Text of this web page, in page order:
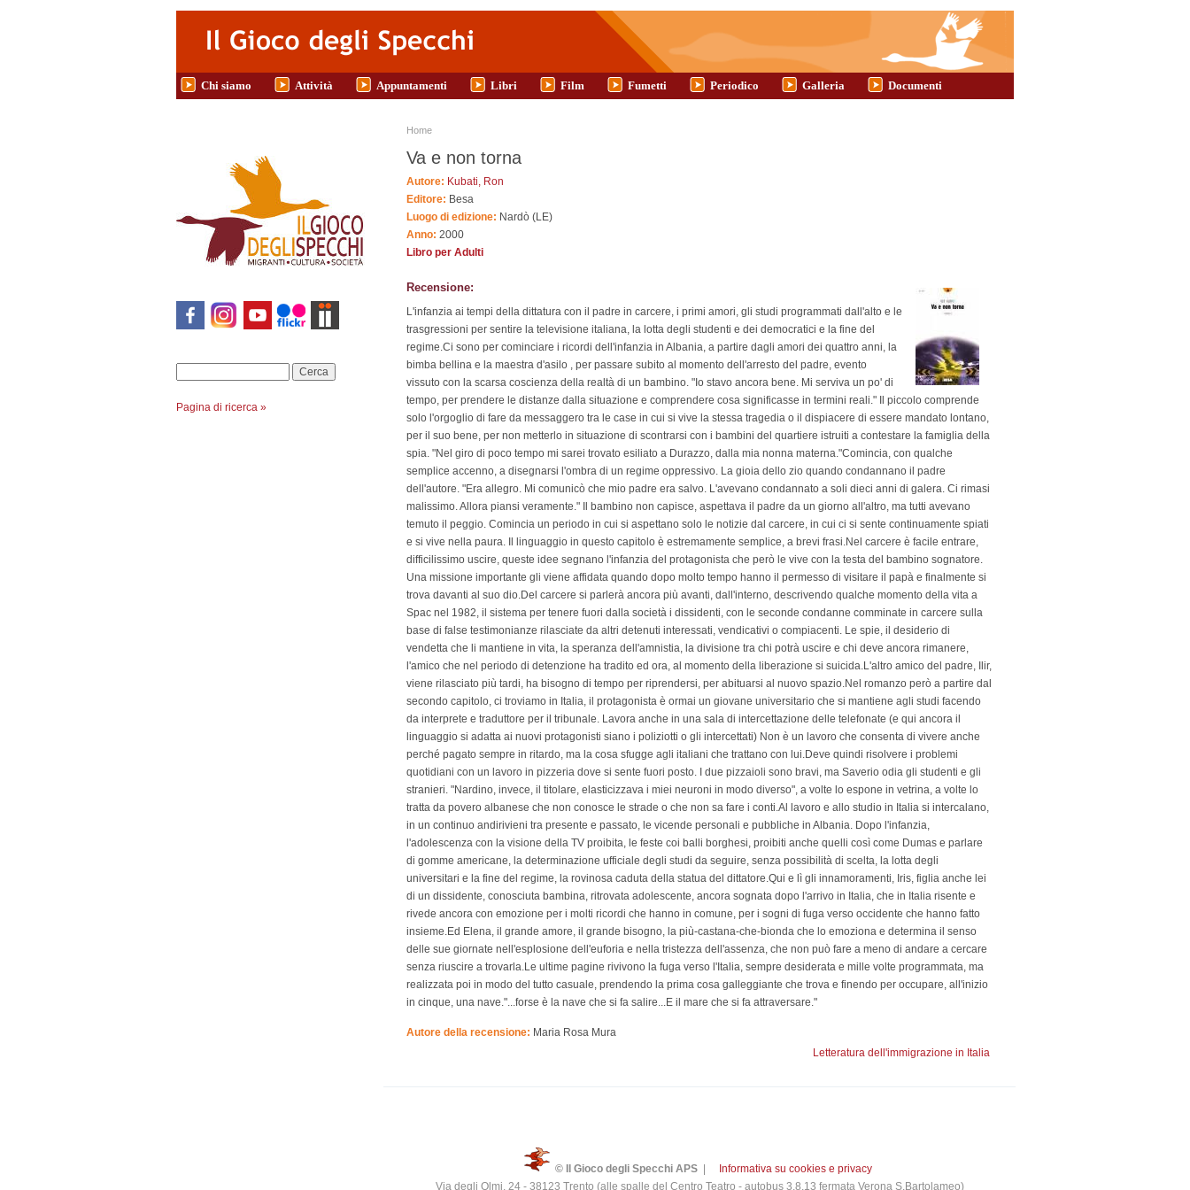
Chi siamo Attività Appuntamenti Libri Film Fumetti Periodico Galleria Documenti
Pagina di ricerca »
Tu sei qui
Home
Va e non torna
Autore: Kubati, Ron
Editore: Besa
Luogo di edizione: Nardò (LE)
Anno: 2000
Libro per Adulti
Recensione:
L'infanzia ai tempi della dittatura con il padre in carcere, i primi amori, gli studi programmati dall'alto e le
trasgressioni per sentire la televisione italiana, la lotta degli studenti e dei democratici e la fine del
regime.Ci sono per cominciare i ricordi dell'infanzia in Albania, a partire dagli amori dei quattro anni, la
bimba bellina e la maestra d'asilo , per passare subito al momento dell'arresto del padre, evento
vissuto con la scarsa coscienza della realtà di un bambino. "Io stavo ancora bene. Mi serviva un po' di
tempo, per prendere le distanze dalla situazione e comprendere cosa significasse in termini reali." Il piccolo comprende
solo l'orgoglio di fare da messaggero tra le case in cui si vive la stessa tragedia o il dispiacere di essere mandato lontano,
per il suo bene, per non metterlo in situazione di scontrarsi con i bambini del quartiere istruiti a contestare la famiglia della
spia. "Nel giro di poco tempo mi sarei trovato esiliato a Durazzo, dalla mia nonna materna."Comincia, con qualche
semplice accenno, a disegnarsi l'ombra di un regime oppressivo. La gioia dello zio quando condannano il padre
dell'autore. "Era allegro. Mi comunicò che mio padre era salvo. L'avevano condannato a soli dieci anni di galera. Ci rimasi
malissimo. Allora piansi veramente." Il bambino non capisce, aspettava il padre da un giorno all'altro, ma tutti avevano
temuto il peggio. Comincia un periodo in cui si aspettano solo le notizie dal carcere, in cui ci si sente continuamente spiati
e si vive nella paura. Il linguaggio in questo capitolo è estremamente semplice, a brevi frasi.Nel carcere è facile entrare,
difficilissimo uscire, queste idee segnano l'infanzia del protagonista che però le vive con la testa del bambino sognatore.
Una missione importante gli viene affidata quando dopo molto tempo hanno il permesso di visitare il papà e finalmente si
trova davanti al suo dio.Del carcere si parlerà ancora più avanti, dall'interno, descrivendo qualche momento della vita a
Spac nel 1982, il sistema per tenere fuori dalla società i dissidenti, con le seconde condanne comminate in carcere sulla
base di false testimonianze rilasciate da altri detenuti interessati, vendicativi o compiacenti. Le spie, il desiderio di
vendetta che li mantiene in vita, la speranza dell'amnistia, la divisione tra chi potrà uscire e chi deve ancora rimanere,
l'amico che nel periodo di detenzione ha tradito ed ora, al momento della liberazione si suicida.L'altro amico del padre, Ilir,
viene rilasciato più tardi, ha bisogno di tempo per riprendersi, per abituarsi al nuovo spazio.Nel romanzo però a partire dal
secondo capitolo, ci troviamo in Italia, il protagonista è ormai un giovane universitario che si mantiene agli studi facendo
da interprete e traduttore per il tribunale. Lavora anche in una sala di intercettazione delle telefonate (e qui ancora il
linguaggio si adatta ai nuovi protagonisti siano i poliziotti o gli intercettati) Non è un lavoro che consenta di vivere anche
perché pagato sempre in ritardo, ma la cosa sfugge agli italiani che trattano con lui.Deve quindi risolvere i problemi
quotidiani con un lavoro in pizzeria dove si sente fuori posto. I due pizzaioli sono bravi, ma Saverio odia gli studenti e gli
stranieri. "Nardino, invece, il titolare, elasticizzava i miei neuroni in modo diverso", a volte lo espone in vetrina, a volte lo
tratta da povero albanese che non conosce le strade o che non sa fare i conti.Al lavoro e allo studio in Italia si intercalano,
in un continuo andirivieni tra presente e passato, le vicende personali e pubbliche in Albania. Dopo l'infanzia,
l'adolescenza con la visione della TV proibita, le feste coi balli borghesi, proibiti anche quelli così come Dumas e parlare
di gomme americane, la determinazione ufficiale degli studi da seguire, senza possibilità di scelta, la lotta degli
universitari e la fine del regime, la rovinosa caduta della statua del dittatore.Qui e lì gli innamoramenti, Iris, figlia anche lei
di un dissidente, conosciuta bambina, ritrovata adolescente, ancora sognata dopo l'arrivo in Italia, che in Italia risente e
rivede ancora con emozione per i molti ricordi che hanno in comune, per i sogni di fuga verso occidente che hanno fatto
insieme.Ed Elena, il grande amore, il grande bisogno, la più-castana-che-bionda che lo emoziona e determina il senso
delle sue giornate nell'esplosione dell'euforia e nella tristezza dell'assenza, che non può fare a meno di andare a cercare
senza riuscire a trovarla.Le ultime pagine rivivono la fuga verso l'Italia, sempre desiderata e mille volte programmata, ma
realizzata poi in modo del tutto casuale, prendendo la prima cosa galleggiante che trova e finendo per occupare, all'inizio
in cinque, una nave."...forse è la nave che si fa salire...E il mare che si fa attraversare."
Autore della recensione: Maria Rosa Mura
Letteratura dell'immigrazione in Italia
© Il Gioco degli Specchi APS|
Informativa su cookies e privacy
Via degli Olmi, 24 - 38123 Trento (alle spalle del Centro Teatro - autobus 3,8,13 fermata Verona S.Bartolameo)